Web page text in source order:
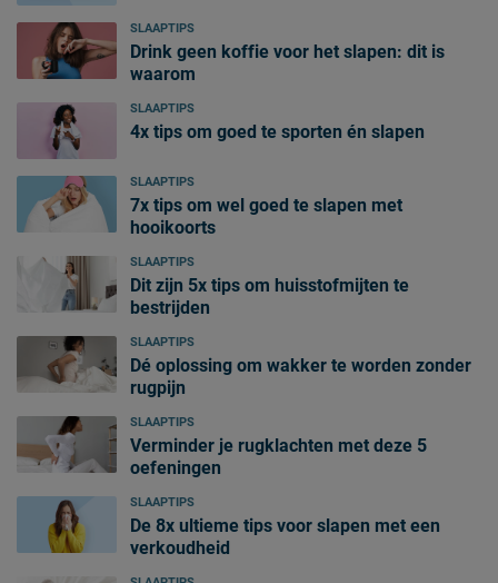
SLAAPTIPS
Drink geen koffie voor het slapen: dit is
waarom
SLAAPTIPS
4x tips om goed te sporten én slapen
SLAAPTIPS
7x tips om wel goed te slapen met
hooikoorts
SLAAPTIPS
Dit zijn 5x tips om huisstofmijten te
bestrijden
SLAAPTIPS
Dé oplossing om wakker te worden zonder
rugpijn
SLAAPTIPS
Verminder je rugklachten met deze 5
oefeningen
SLAAPTIPS
De 8x ultieme tips voor slapen met een
verkoudheid